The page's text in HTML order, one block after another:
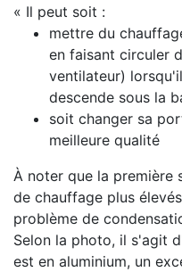
« Il peut soit :
mettre du
en faisant circuler
ventilateur)
descende sous la
soit changer sa
meilleure qualité
À noter que la première
de chauffage plus
problème de
Selon la photo, il s'agit
est en aluminium, un